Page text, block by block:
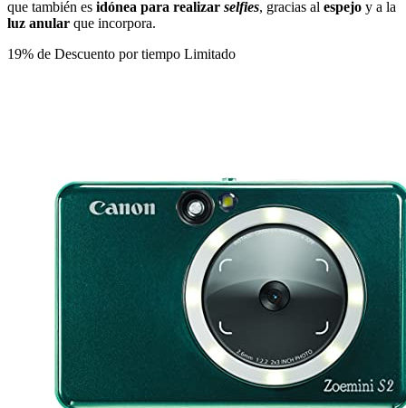
que también es idónea para realizar selfies, gracias al espejo y a la
luz anular que incorpora.
19% de Descuento por tiempo Limitado